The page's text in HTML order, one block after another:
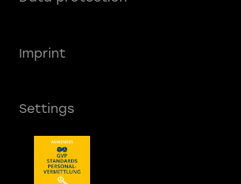
Imprint
Settings